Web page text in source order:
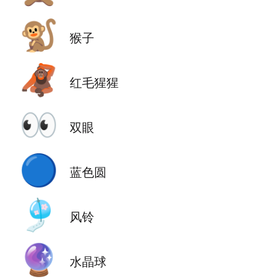
🐒 猴子
🦧 红毛猩猩
👀 双眼
🔵 蓝色圆
🎐 风铃
🔮 水晶球